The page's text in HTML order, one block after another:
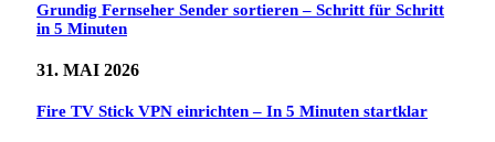
Grundig Fernseher Sender sortieren – Schritt für Schritt
in 5 Minuten
31. MAI 2026
Fire TV Stick VPN einrichten – In 5 Minuten startklar